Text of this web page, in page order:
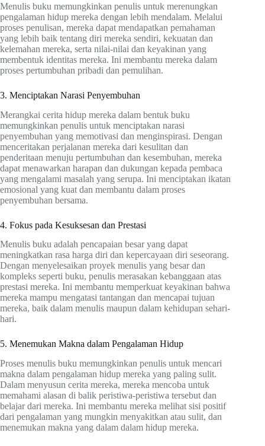
Menulis buku memungkinkan penulis untuk merenungkan
pengalaman hidup mereka dengan lebih mendalam. Melalui
proses penulisan, mereka dapat mendapatkan pemahaman
yang lebih baik tentang diri mereka sendiri, kekuatan dan
kelemahan mereka, serta nilai-nilai dan keyakinan yang
membentuk identitas mereka. Ini membantu mereka dalam
proses pertumbuhan pribadi dan pemulihan.
3. Menciptakan Narasi Penyembuhan
Merangkai cerita hidup mereka dalam bentuk buku
memungkinkan penulis untuk menciptakan narasi
penyembuhan yang memotivasi dan menginspirasi. Dengan
menceritakan perjalanan mereka dari kesulitan dan
penderitaan menuju pertumbuhan dan kesembuhan, mereka
dapat menawarkan harapan dan dukungan kepada pembaca
yang mengalami masalah yang serupa. Ini menciptakan ikatan
emosional yang kuat dan membantu dalam proses
penyembuhan bersama.
4. Fokus pada Kesuksesan dan Prestasi
Menulis buku adalah pencapaian besar yang dapat
meningkatkan rasa harga diri dan kepercayaan diri seseorang.
Dengan menyelesaikan proyek menulis yang besar dan
kompleks seperti buku, penulis merasakan kebanggaan atas
prestasi mereka. Ini membantu memperkuat keyakinan bahwa
mereka mampu mengatasi tantangan dan mencapai tujuan
mereka, baik dalam menulis maupun dalam kehidupan sehari-
hari.
5. Menemukan Makna dalam Pengalaman Hidup
Proses menulis buku memungkinkan penulis untuk mencari
makna dalam pengalaman hidup mereka yang paling sulit.
Dalam menyusun cerita mereka, mereka mencoba untuk
memahami alasan di balik peristiwa-peristiwa tersebut dan
belajar dari mereka. Ini membantu mereka melihat sisi positif
dari pengalaman yang mungkin menyakitkan atau sulit, dan
menemukan makna yang dalam dalam hidup mereka.